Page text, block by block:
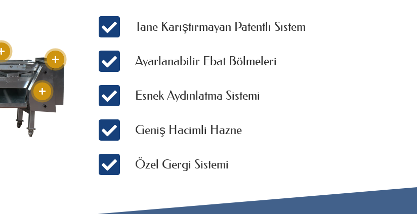
Tane Karıştırmayan Patentli Sistem
Ayarlanabilir Ebat Bölmeleri
Esnek Aydınlatma Sistemi
Geniş Hacimli Hazne
Özel Gergi Sistemi